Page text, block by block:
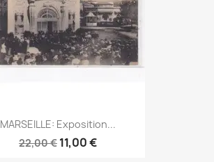
MARSEILLE: Exposition...
22,00 € 11,00 €